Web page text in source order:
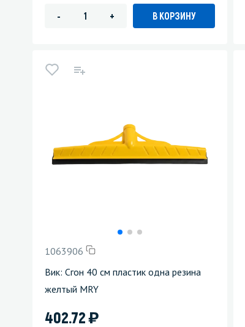
- + В КОРЗИНУ
1063906
Вик: Сгон 40 см пластик одна резина
желтый MRY
402.72)